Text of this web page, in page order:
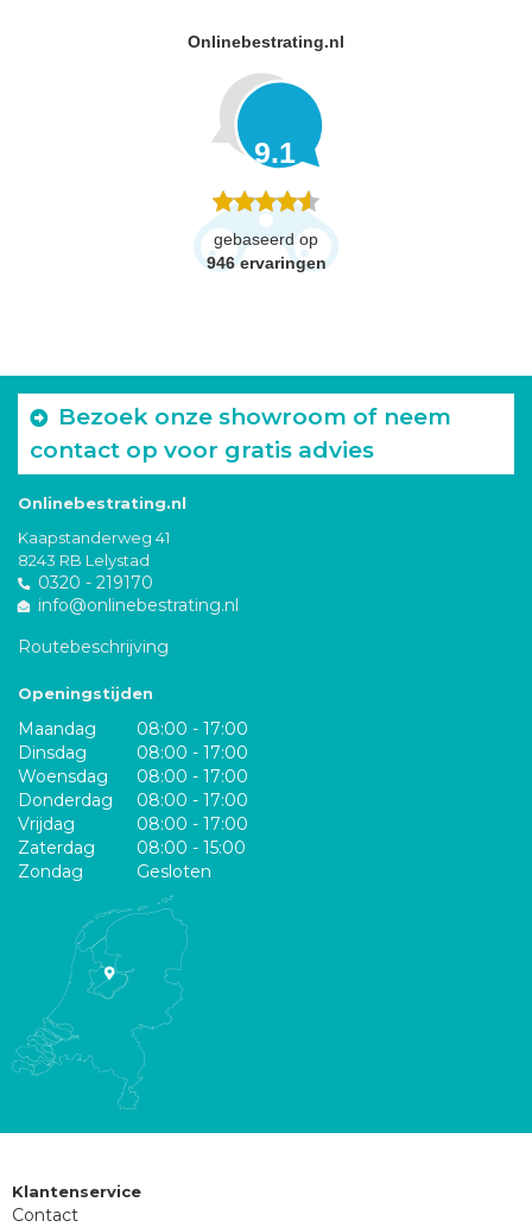
Onlinebestrating.nl
9.1
gebaseerd op
946 ervaringen
Bezoek onze showroom of neem
contact op voor gratis advies
Onlinebestrating.nl
Kaapstanderweg 41
8243 RB Lelystad
0320 - 219170
info@onlinebestrating.nl
Routebeschrijving
Openingstijden
Maandag
08:00 - 17:00
Dinsdag
08:00 - 17:00
Woensdag
08:00 - 17:00
Donderdag
08:00 - 17:00
Vrijdag
08:00 - 17:00
Zaterdag
08:00 - 15:00
Zondag
Gesloten
Klantenservice
Contact